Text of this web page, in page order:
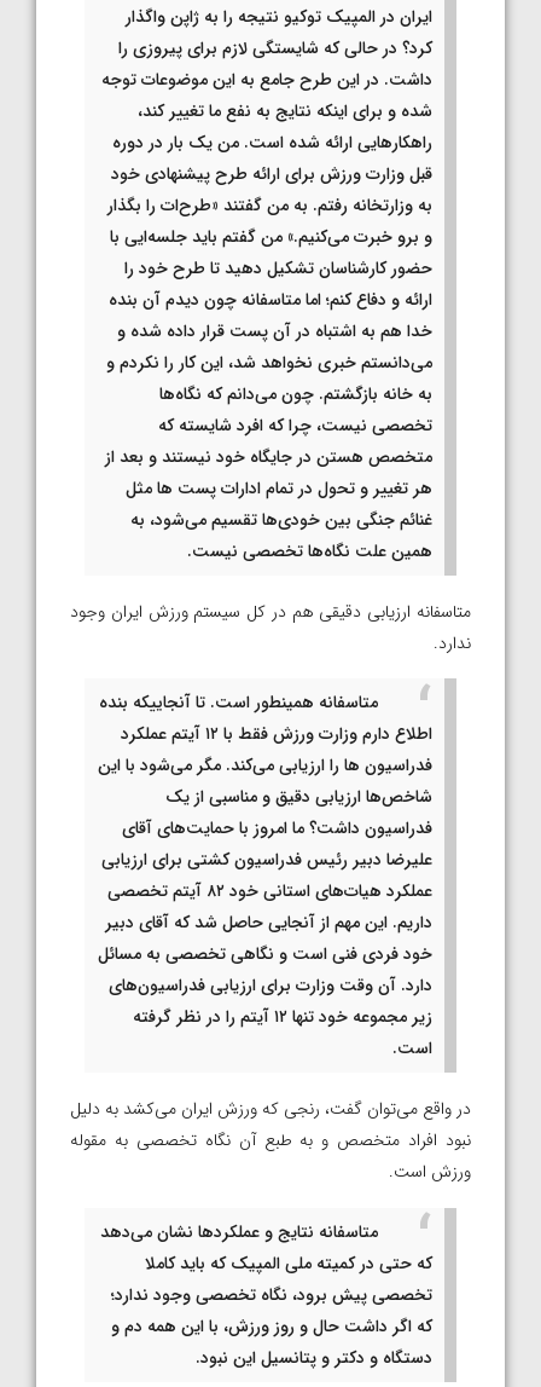
ایران در المپیک توکیو نتیجه را به ژاپن واگذار
کرد؟ در حالی که شایستگی لازم برای پیروزی را
داشت. در این طرح جامع به این موضوعات توجه
شده و برای اینکه نتایج به نفع ما تغییر کند،
راهکارهایی ارائه شده است. من یک بار در دوره
قبل وزارت ورزش برای ارائه طرح پیشنهادی خود
به وزارتخانه رفتم. به من گفتند «طرح‌ات را بگذار
و برو خبرت می‌کنیم.» من گفتم باید جلسه‌ایی با
حضور کارشناسان تشکیل دهید تا طرح خود را
ارائه و دفاع کنم؛ اما متاسفانه چون دیدم آن بنده
خدا هم به اشتباه در آن پست قرار داده شده و
می‌دانستم خبری نخواهد شد، این کار را نکردم و
به خانه بازگشتم. چون می‌دانم که نگاه‌ها
تخصصی نیست، چرا که افرد شایسته که
متخصص هستن در جایگاه خود نیستند و بعد از
هر تغییر و تحول در تمام ادارات پست ها مثل
غنائم جنگی بین خودی‌ها تقسیم می‌شود، به
همین علت نگاه‌ها تخصصی نیست.
متاسفانه ارزیابی دقیقی هم در کل سیستم ورزش ایران وجود
ندارد.
متاسفانه همینطور است. تا آنجاییکه بنده
اطلاع دارم وزارت ورزش فقط با ۱۲ آیتم عملکرد
فدراسیون ها را ارزیابی می‌کند. مگر می‌شود با این
شاخص‌ها ارزیابی دقیق و مناسبی از یک
فدراسیون داشت؟ ما امروز با حمایت‌های آقای
علیرضا دبیر رئیس فدراسیون کشتی برای ارزیابی
عملکرد هیات‌های استانی خود ۸۲ آیتم تخصصی
داریم. این مهم از آنجایی حاصل شد که آقای دبیر
خود فردی فنی است و نگاهی تخصصی به مسائل
دارد. آن وقت وزارت برای ارزیابی فدراسیون‌های
زیر مجموعه خود تنها ۱۲ آیتم را در نظر گرفته
است.
در واقع می‌توان گفت، رنجی که ورزش ایران می‌کشد به دلیل
نبود افراد متخصص و به طبع آن نگاه تخصصی به مقوله
ورزش است.
متاسفانه نتایج و عملکردها نشان می‌دهد
که حتی در کمیته ملی المپیک که باید کاملا
تخصصی پیش برود، نگاه‌ تخصصی وجود ندارد؛
که اگر داشت حال و روز ورزش، با این همه دم و
دستگاه و دکتر و پتانسیل این نبود.